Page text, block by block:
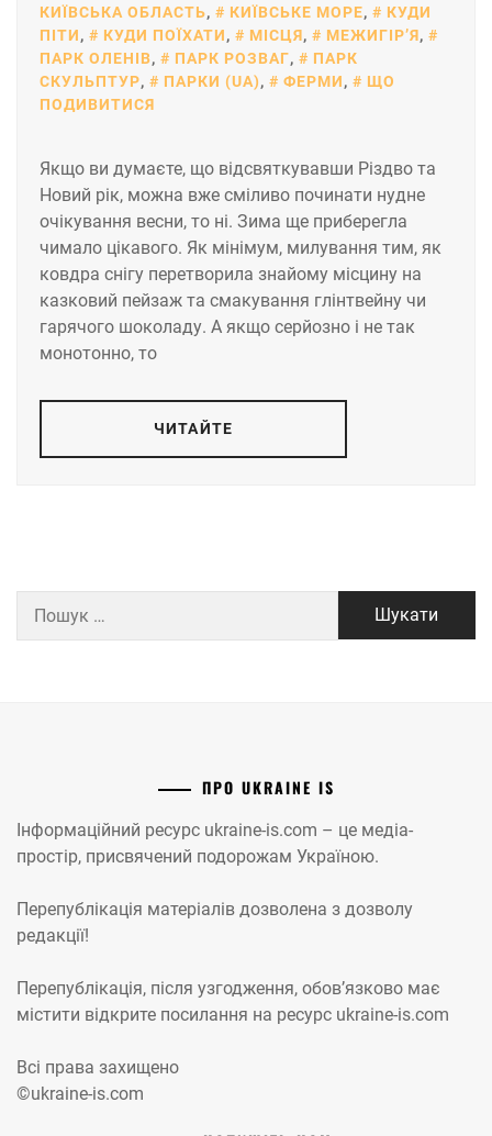
КИЇВСЬКА ОБЛАСТЬ, КИЇВСЬКЕ МОРЕ,
КУДИ
ПІТИ, КУДИ ПОЇХАТИ, МІСЦЯ, МЕЖИГІРʼЯ,
ПАРК ОЛЕНІВ, ПАРК РОЗВАГ,
ПАРК
СКУЛЬПТУР, ПАРКИ (UA), ФЕРМИ,
ЩО
ПОДИВИТИСЯ
Якщо ви думаєте, що відсвяткувавши Різдво та
Новий рік, можна вже сміливо починати нудне
очікування весни, то ні. Зима ще приберегла
чимало цікавого. Як мінімум, милування тим, як
ковдра снігу перетворила знайому місцину на
казковий пейзаж та смакування глінтвейну чи
гарячого шоколаду. А якщо серйозно і не так
монотонно, то
ЧИТАЙТЕ
ПРО UKRAINE IS
Інформаційний ресурс ukraine-is.com – це медіа-
простір, присвячений подорожам Україною.
Перепублікація матеріалів дозволена з дозволу
редакції!
Перепублікація, після узгодження, обов’язково має
містити відкрите посилання на ресурс ukraine-is.com
Всі права захищено
©ukraine-is.com